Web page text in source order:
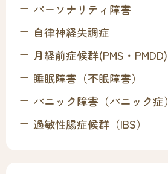
パーソナリティ障害
自律神経失調症
月経前症候群(PMS・PMDD)
睡眠障害（不眠障害）
パニック障害（パニック症）
過敏性腸症候群（IBS）